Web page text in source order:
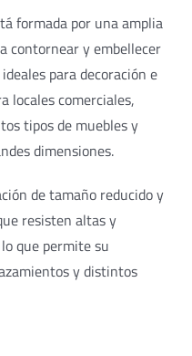
formada por una amplia
contornear y embellecer
para decoración e
locales comerciales,
tipos de muebles y
dimensiones.
de tamaño reducido y
resisten altas y
que permite su
y distintos